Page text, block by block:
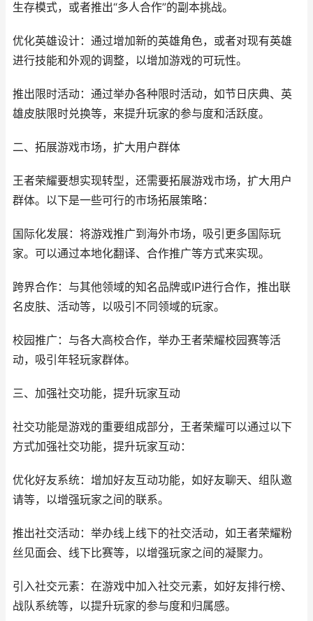
生存模式，或者推出“多人合作”的副本挑战。
优化英雄设计：通过增加新的英雄角色，或者对现有英雄
进行技能和外观的调整，以增加游戏的可玩性。
推出限时活动：通过举办各种限时活动，如节日庆典、英
雄皮肤限时兑换等，来提升玩家的参与度和活跃度。
二、拓展游戏市场，扩大用户群体
王者荣耀要想实现转型，还需要拓展游戏市场，扩大用户
群体。以下是一些可行的市场拓展策略：
国际化发展：将游戏推广到海外市场，吸引更多国际玩
家。可以通过本地化翻译、合作推广等方式来实现。
跨界合作：与其他领域的知名品牌或IP进行合作，推出联
名皮肤、活动等，以吸引不同领域的玩家。
校园推广：与各大高校合作，举办王者荣耀校园赛等活
动，吸引年轻玩家群体。
三、加强社交功能，提升玩家互动
社交功能是游戏的重要组成部分，王者荣耀可以通过以下
方式加强社交功能，提升玩家互动：
优化好友系统：增加好友互动功能，如好友聊天、组队邀
请等，以增强玩家之间的联系。
推出社交活动：举办线上线下的社交活动，如王者荣耀粉
丝见面会、线下比赛等，以增强玩家之间的凝聚力。
引入社交元素：在游戏中加入社交元素，如好友排行榜、
战队系统等，以提升玩家的参与度和归属感。